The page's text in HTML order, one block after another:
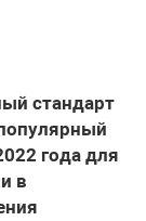
стандарт
года для
в